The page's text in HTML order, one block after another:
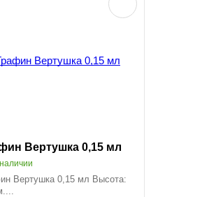
Вертушка 0,15 мл
Вертушка 0,15 мл Высота: